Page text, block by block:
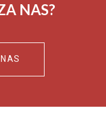
NAS?